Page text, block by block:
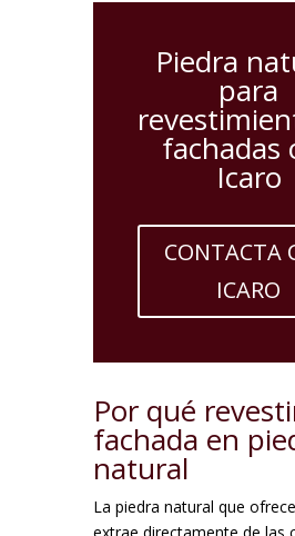
Piedra
para
fachadas
Icaro
CONTACTA
ICARO
Por qué
fachada en
natural
La piedra natural que
extrae directamente de las